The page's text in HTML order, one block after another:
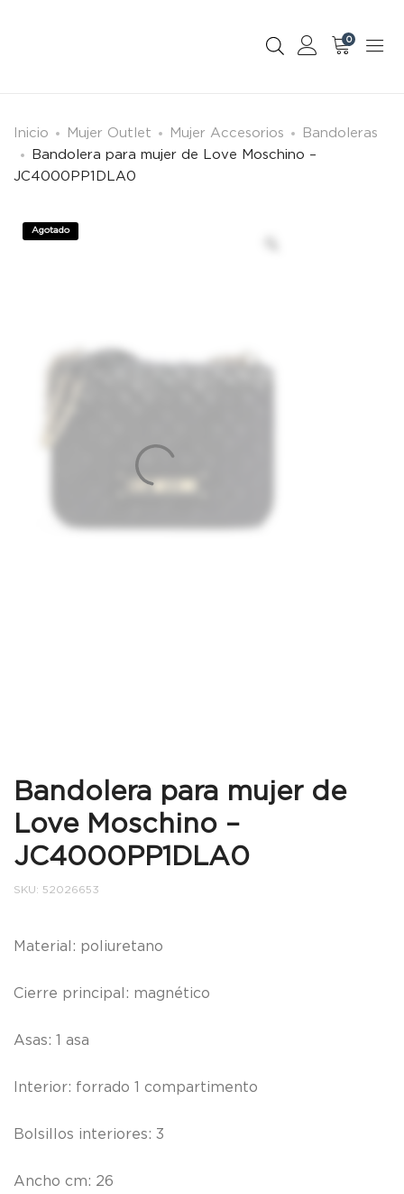
0
Inicio Mujer Outlet Mujer Accesorios
Bandoleras
Bandolera para mujer de Love Moschino –
JC4000PP1DLA0
Agotado
Bandolera para mujer de
Love Moschino –
JC4000PP1DLA0
SKU: 52026653
Material: poliuretano
Cierre principal: magnético
Asas: 1 asa
Interior: forrado 1 compartimento
Bolsillos interiores: 3
Ancho cm: 26